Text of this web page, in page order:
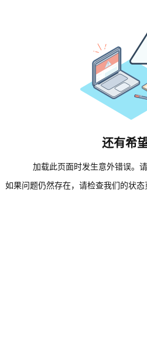
还有希望
加载此页面时发生意外错误。
如果问题仍然存在，请检查我们的状态